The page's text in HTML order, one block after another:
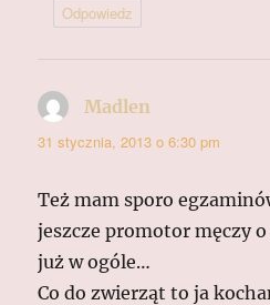
Odpowiedz
Madlen
31 stycznia, 2013 o 6:30 pm
Też mam sporo
jeszcze promotor męczy
już w ogóle…
Co do zwierząt to ja